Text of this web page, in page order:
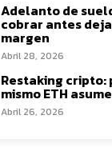
Adelanto de
cobrar antes
margen
Abril 28, 2026
Restaking cripto:
mismo ETH
Abril 26, 2026